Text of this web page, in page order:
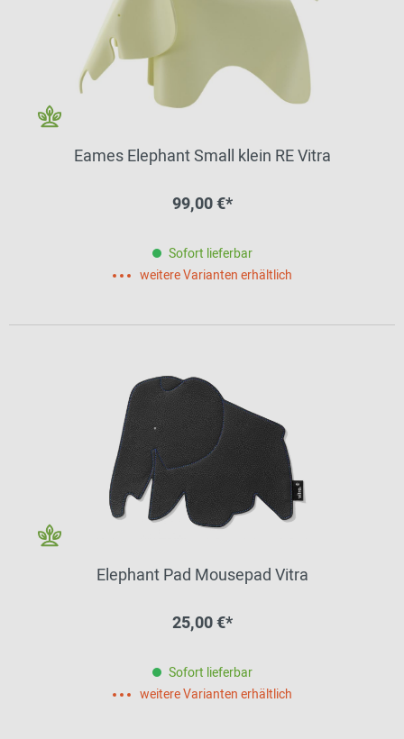
Eames Elephant Small klein RE Vitra
99,00 €*
Sofort lieferbar
weitere Varianten erhältlich
Elephant Pad Mousepad Vitra
25,00 €*
Sofort lieferbar
weitere Varianten erhältlich